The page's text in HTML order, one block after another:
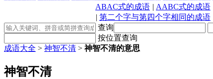
ABAC式的成语 | AABC式的成语
| 第二个字与第四个字相同的成语
查询
按位置查询
成语大全 > 神智不清 >神智不清的意思
神智不清